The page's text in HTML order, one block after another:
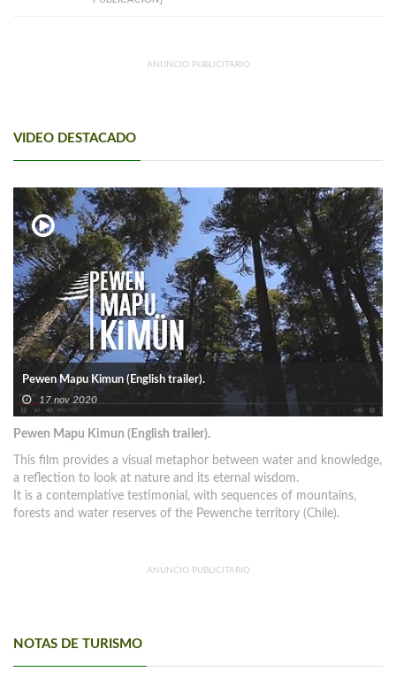
ANUNCIO PUBLICITARIO
VIDEO DESTACADO
Pewen Mapu Kimun (English trailer).
17 nov 2020
Pewen Mapu Kimun (English trailer).
This film provides a visual metaphor between water and knowledge,
a reflection to look at nature and its eternal wisdom.
It is a contemplative testimonial, with sequences of mountains,
forests and water reserves of the Pewenche territory (Chile).
ANUNCIO PUBLICITARIO
NOTAS DE TURISMO